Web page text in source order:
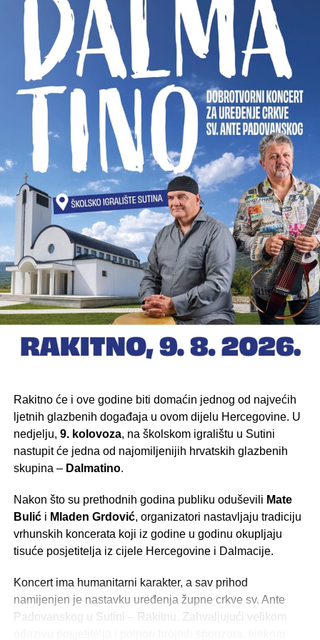
iz Doljana i djelić atmosfere s turnira.
Rakitno će i ove godine biti domaćin jednog od najvećih
ljetnih glazbenih događaja u ovom dijelu Hercegovine. U
nedjelju, 9. kolovoza, na školskom igralištu u Sutini
nastupit će jedna od najomiljenijih hrvatskih glazbenih
skupina – Dalmatino.
Nakon što su prethodnih godina publiku oduševili Mate
Bulići Mladen Grdović, organizatori nastavljaju tradiciju
vrhunskih koncerata koji iz godine u godinu okupljaju
tisuće posjetitelja iz cijele Hercegovine i Dalmacije.
Koncert ima humanitarni karakter, a sav prihod
namijenjen je nastavku uređenja župne crkve sv. Ante
Padovanskog u Sutini – Rakitnu. Zahvaljujući velikom